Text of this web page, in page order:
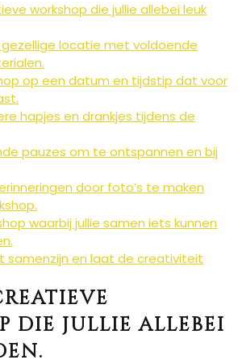
workshop die jullie allebei leuk
locatie met voldoende
op een datum en tijdstip dat voor
hapjes en drankjes tijdens de
pauzes om te ontspannen en bij
door foto’s te maken
waarbij jullie samen iets kunnen
samenzijn en laat de creativiteit
die jullie allebei